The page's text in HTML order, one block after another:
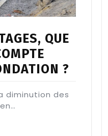
QUE
?
diminution des